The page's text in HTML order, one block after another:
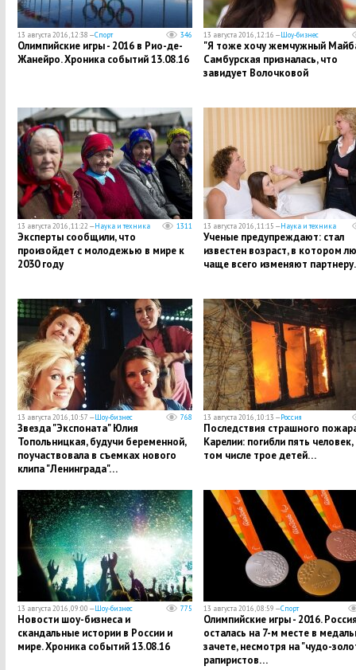
13 августа 2016, 12:38 —Спорт 346
Олимпийские игры - 2016 в Рио-де-
Жанейро. Хроника событий 13.08.16
13 августа 2016, 12:16 —Шоу-бизнес
"Я тоже хочу жемчужный
Самбурская призналась, что
завидует Волочковой
13 августа 2016, 11:22 —Наука и техника 1311
Эксперты сообщили, что
произойдет с молодежью в мире к
2030 году
13 августа 2016, 11:15 —Наука и техника
Ученые предупреждают: стал
известен возраст, в котором
чаще всего изменяют
13 августа 2016, 10:57 —Шоу-бизнес 768
Звезда "Экспоната" Юлия
Топольницкая, будучи беременной,
поучаствовала в съемках нового
клипа "Ленинграда"…
13 августа 2016, 10:13 —Россия
Последствия страшного
Карелии: погибли пять человек,
том числе трое детей…
13 августа 2016, 09:00 —Шоу-бизнес 775
Новости шоу-бизнеса и
скандальные истории в России и
мире. Хроника событий 13.08.16
13 августа 2016, 08:59 —Спорт
Олимпийские игры - 2016.
осталась на 7-м месте в
зачете, несмотря на "чудо-
рапиристов…